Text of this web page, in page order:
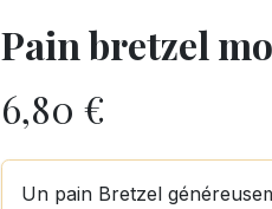
Pain bretzel
6,80 €
Un pain Bretzel